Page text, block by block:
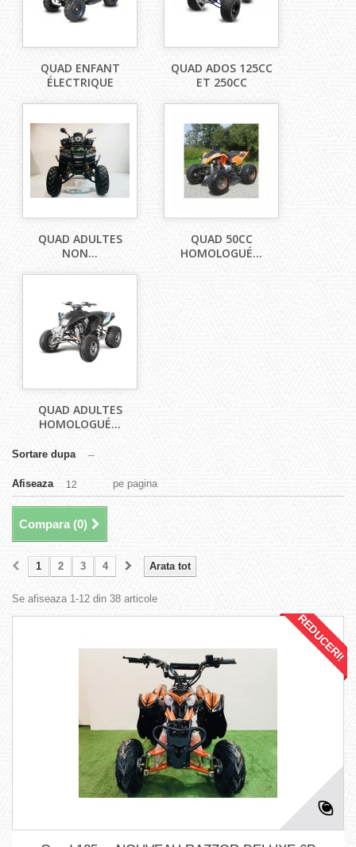
QUAD ENFANT
ÉLECTRIQUE
QUAD ADOS 125CC
ET 250CC
QUAD ADULTES
NON...
QUAD 50CC
HOMOLOGUÉ...
QUAD ADULTES
HOMOLOGUÉ...
Sortare dupa --
Afiseaza 12 pe pagina
Compara (0)
Arata tot
1 2 3 4
Se afiseaza 1-12 din 38 articole
REDUCERI!